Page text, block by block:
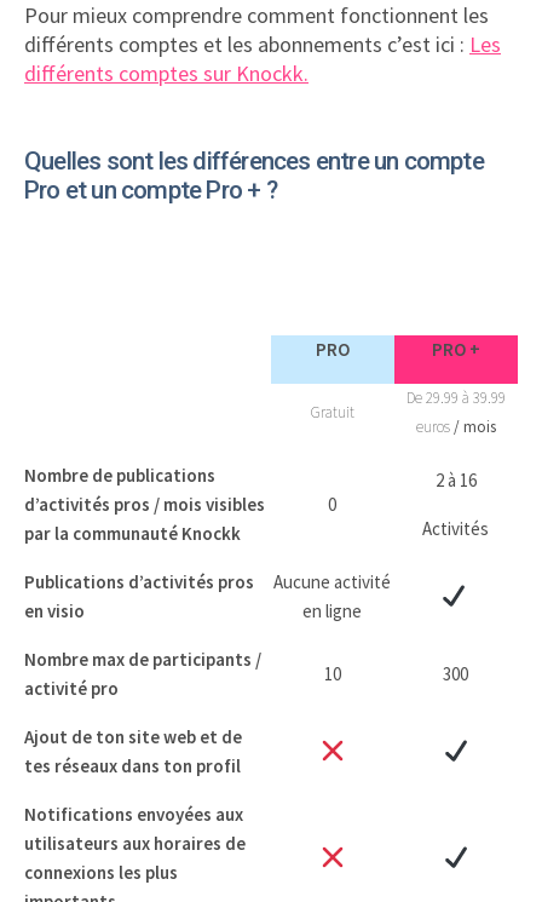
Pour mieux comprendre comment fonctionnent les
différents comptes et les abonnements c’est ici : Les
différents comptes sur Knockk.
Quelles sont les différences entre un compte
Pro et un compte Pro + ?
PRO PRO +
Gratuit
De 29.99 à 39.99
euros/ mois
Nombre de publications
d’activités pros / mois visibles
par la communauté Knockk
0
2 à 16
Activités
Publications d’activités pros
en visio
Aucune activité
en ligne
Nombre max de participants /
activité pro
10 300
Ajout de ton site web et de
tes réseaux dans ton profil
Notifications envoyées aux
utilisateurs aux horaires de
connexions les plus